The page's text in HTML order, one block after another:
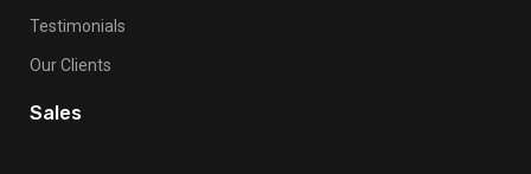
Testimonials
Our Clients
Sales